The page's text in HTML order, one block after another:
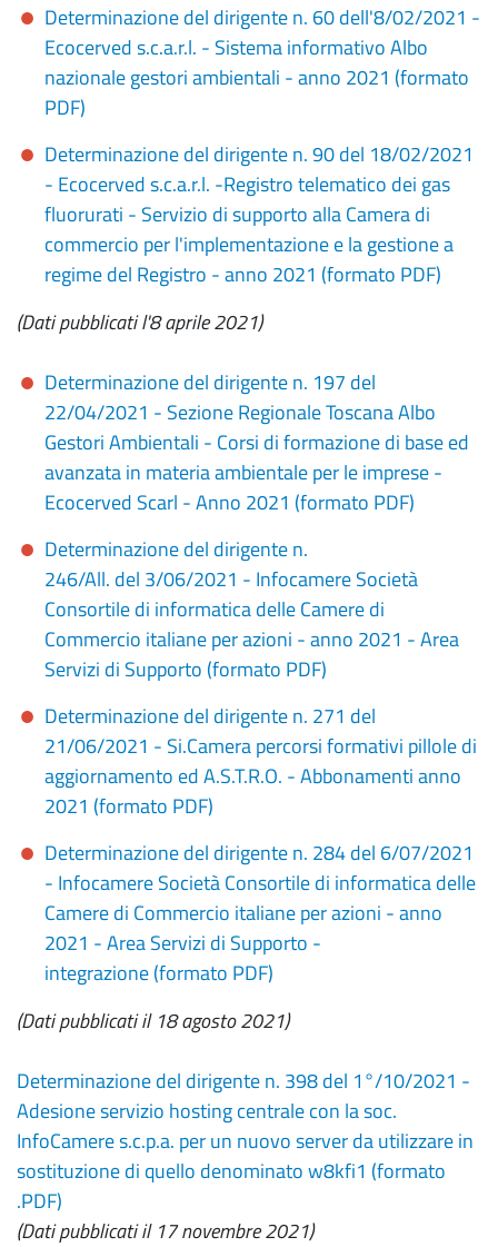
Determinazione del dirigente n. 60 dell'8/02/2021 -
Ecocerved s.c.a.r.l. - Sistema informativo Albo
nazionale gestori ambientali - anno 2021 (formato
PDF)
Determinazione del dirigente n. 90 del 18/02/2021
- Ecocerved s.c.a.r.l. -Registro telematico dei gas
fluorurati - Servizio di supporto alla Camera di
commercio per l'implementazione e la gestione a
regime del Registro - anno 2021 (formato PDF)
(Dati pubblicati l'8 aprile 2021)
Determinazione del dirigente n. 197 del
22/04/2021 - Sezione Regionale Toscana Albo
Gestori Ambientali - Corsi di formazione di base ed
avanzata in materia ambientale per le imprese -
Ecocerved Scarl - Anno 2021 (formato PDF)
Determinazione del dirigente n.
246/All. del 3/06/2021 - Infocamere Società
Consortile di informatica delle Camere di
Commercio italiane per azioni - anno 2021 - Area
Servizi di Supporto (formato PDF)
Determinazione del dirigente n. 271 del
21/06/2021 - Si.Camera percorsi formativi pillole di
aggiornamento ed A.S.T.R.O. - Abbonamenti anno
2021 (formato PDF)
Determinazione del dirigente n. 284 del 6/07/2021
- Infocamere Società Consortile di informatica delle
Camere di Commercio italiane per azioni - anno
2021 - Area Servizi di Supporto -
integrazione (formato PDF)
(Dati pubblicati il 18 agosto 2021)
Determinazione del dirigente n. 398 del 1°/10/2021 -
Adesione servizio hosting centrale con la soc.
InfoCamere s.c.p.a. per un nuovo server da utilizzare in
sostituzione di quello denominato w8kfi1 (formato
.PDF)
(Dati pubblicati il 17 novembre 2021)